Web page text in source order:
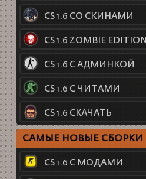
CS 1.6 СО СКИНАМИ
CS 1.6 ZOMBIE EDITION
CS 1.6 С АДМИНКОЙ
CS 1.6 С ЧИТАМИ
CS 1.6 СКАЧАТЬ
САМЫЕ НОВЫЕ СБОРКИ
CS 1.6 С МОДАМИ